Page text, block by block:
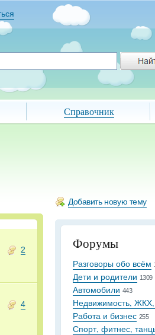
Справочник
2
4
Добавить новую тему
Форумы
Разговоры обо всём
Дети и родители 1309
Автомобили 443
Недвижимость,
Работа и бизнес 255
Спорт, фитнес,